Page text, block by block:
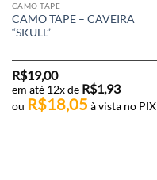
CAMO TAPE
CAMO TAPE – CAVEIRA
“SKULL”
R$19,00
em até 12x de R$1,93
ou R$18,05 à vista no PIX